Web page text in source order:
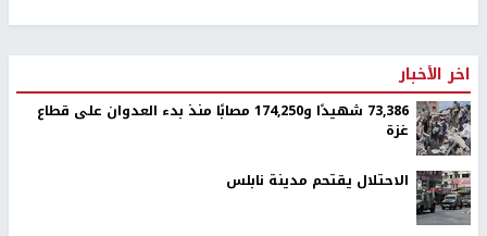
اخر الأخبار
73,386 شهيدًا و174,250 مصابًا منذ بدء العدوان على قطاع
غزة
الاحتلال يقتحم مدينة نابلس